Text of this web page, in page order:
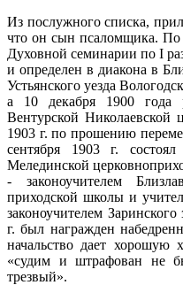
Из послужного списка,
что он сын псаломщика. По
Духовной семинарии по I
и определен в диакона в
Устьянского уезда
а 10 декабря 1900 года
Вентурской Николаевской
1903 г. по прошению
сентября 1903 г.
Мелединской
- законоучителем
приходской школы и
законоучителем
г. был награжден
начальство дает хорошую
«судим и штрафован не
трезвый».